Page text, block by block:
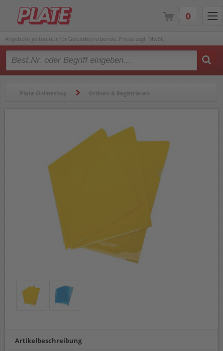
Angebote gelten nur für Gewerbetreibende. Preise zzgl. MwSt.
Type 2 or more characters for results.
Plate Onlineshop Ordnen & Registrieren
Sichthüllen Corona DIN A4
Artikelbeschreibung
0